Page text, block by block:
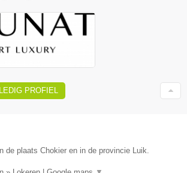
PROFIEL
de plaats Chokier en in de provincie Luik.